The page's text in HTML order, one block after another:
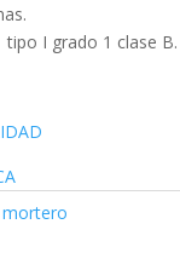
tipo I grado 1 clase B.